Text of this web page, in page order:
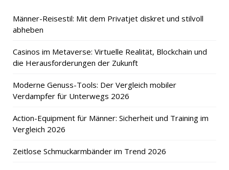
Männer-Reisestil: Mit dem Privatjet diskret und stilvoll
abheben
Casinos im Metaverse: Virtuelle Realität, Blockchain und
die Herausforderungen der Zukunft
Moderne Genuss-Tools: Der Vergleich mobiler
Verdampfer für Unterwegs 2026
Action-Equipment für Männer: Sicherheit und Training im
Vergleich 2026
Zeitlose Schmuckarmbänder im Trend 2026